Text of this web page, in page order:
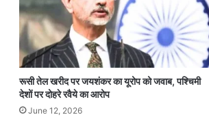
रूसी तेल खरीद पर जयशंकर का यूरोप को जवाब, पश्चिमी
देशों पर दोहरे रवैये का आरोप
June 12, 2026